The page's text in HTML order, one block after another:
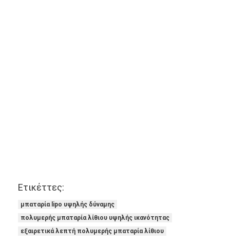
Ετικέττες:
μπαταρία lipo υψηλής δύναμης
πολυμερής μπαταρία λίθιου υψηλής ικανότητας
εξαιρετικά λεπτή πολυμερής μπαταρία λίθιου